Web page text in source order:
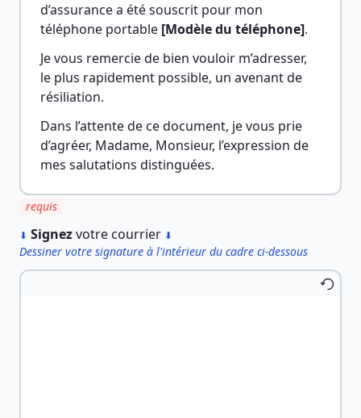
d’assurance a été souscrit pour mon
téléphone portable [Modèle du téléphone].
Je vous remercie de bien vouloir m’adresser,
le plus rapidement possible, un avenant de
résiliation.
Dans l’attente de ce document, je vous prie
d’agréer, Madame, Monsieur, l’expression de
mes salutations distinguées.
requis
⬇ Signezvotre courrier ⬇
Dessiner votre signature à l'intérieur du cadre ci-dessous